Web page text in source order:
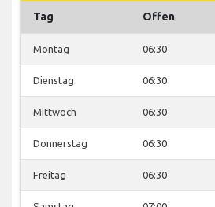
Tag Offen
Montag 06:30
Dienstag 06:30
Mittwoch 06:30
Donnerstag 06:30
Freitag 06:30